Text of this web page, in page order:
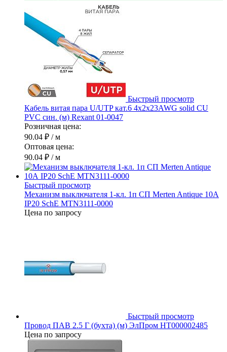
Быстрый просмотр
Кабель витая пара U/UTP кат.6 4х2х23AWG solid CU
PVC син. (м) Rexant 01-0047
Розничная цена:
90.04 ₽ / м
Оптовая цена:
90.04 ₽ / м
Быстрый просмотр
Механизм выключателя 1-кл. 1п СП Merten Antique 10А
IP20 SchE MTN3111-0000
Цена по запросу
Быстрый просмотр
Провод ПАВ 2.5 Г (бухта) (м) ЭлПром НТ000002485
Цена по запросу